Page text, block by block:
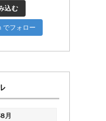
込む
フォロー
月